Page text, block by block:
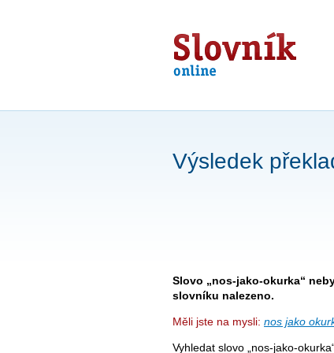
Slovník
online
Výsledek
Slovo „nos-jako-okurka“
slovníku nalezeno.
Měli jste na mysli: nos jako
Vyhledat slovo „nos-jako-